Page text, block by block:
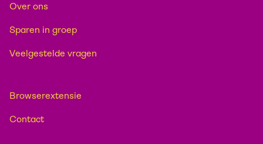
Over ons
Sparen in groep
Veelgestelde vragen
Browserextensie
Contact